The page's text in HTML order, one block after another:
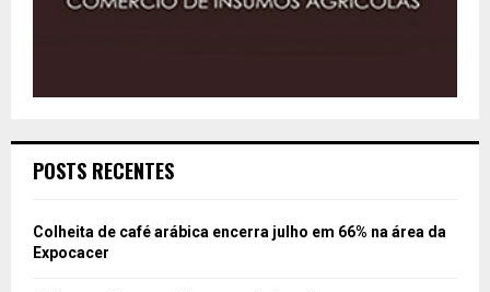
POSTS RECENTES
Colheita de café arábica encerra julho em 66% na área da
Expocacer